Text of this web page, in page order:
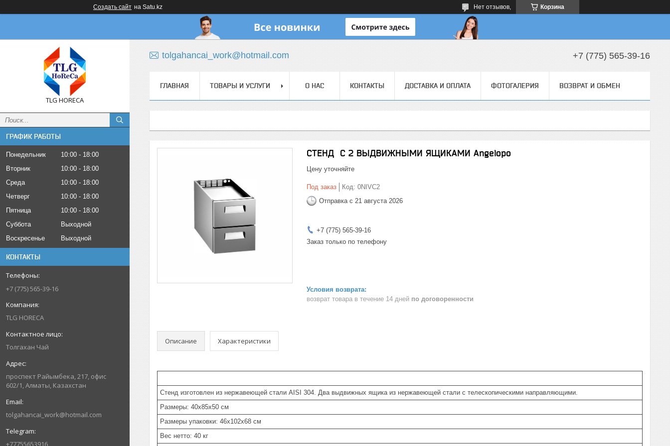
Создать сайт на Satu.kz Корзина
Нет отзывов,
TLG HORECA
ГРАФИК РАБОТЫ
Понедельник 10:00
18:00
Вторник
10:00
18:00
Среда
10:00
18:00
Четверг
10:00
18:00
Пятница
10:00
18:00
Суббота
Выходной
Воскресенье
Выходной
КОНТАКТЫ
+7 (775) 565-39-16
TLG HORECA
Толгахан Чай
проспект Райымбека, 217, офис
602/1, Алматы, Казахстан
tolgahancai_work@hotmail.com
+77755653916
tolgahancai_work@hotmail.com +7 (775) 565-39-16
ГЛАВНАЯ ТОВАРЫ И УСЛУГИ О НАС КОНТАКТЫ ДОСТАВКА И ОПЛАТА ФОТОГАЛЕРИЯ ВОЗВРАТ И ОБМЕН
СТЕНД С 2 ВЫДВИЖНЫМИ ЯЩИКАМИ Angelopo
Цену уточняйте
Под заказ Код: 0NIVC2
Отправка с 21 августа 2026
+7 (775) 565-39-16
Заказ только по телефону
возврат товара в течение 14 дней по договоренности
Описание Характеристики
Стенд изготовлен из нержавеющей стали AISI 304. Два выдвижных ящика из нержавеющей стали с телескопическими направляющими.
Размеры: 40x85x50 см
Размеры упаковки: 46x102x68 см
Вес нетто: 40 кг